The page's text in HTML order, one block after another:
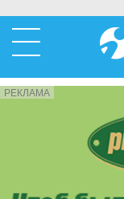
РЕКЛАМА